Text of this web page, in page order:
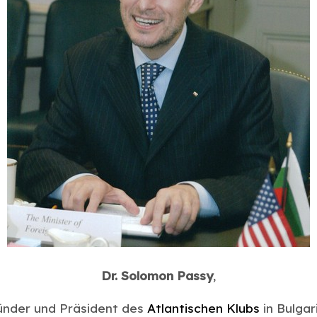
Dr. Solomon Passy,
und Präsident des Atlantischen Klubs in